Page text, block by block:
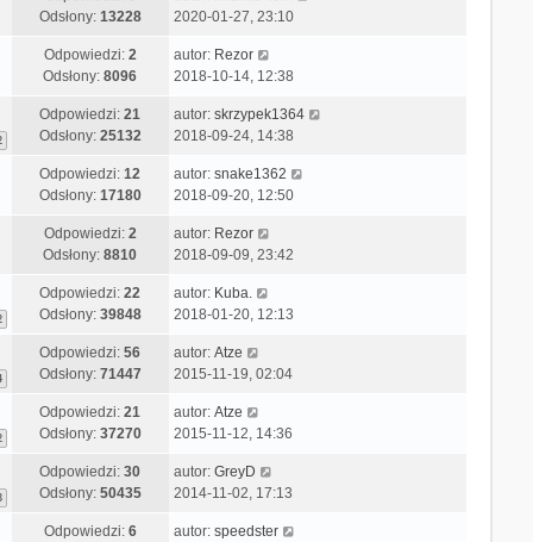
Odsłony: 13228
2020-01-27, 23:10
Odpowiedzi: 2
Odsłony:8096
autor: Rezor
2018-10-14, 12:38
Odpowiedzi:21
Odsłony: 25132
autor: skrzypek1364
2018-09-24, 14:38
Odpowiedzi:12
Odsłony: 17180
autor: snake1362
2018-09-20, 12:50
Odpowiedzi: 2
Odsłony:8810
autor: Rezor
2018-09-09, 23:42
Odpowiedzi:22
Odsłony: 39848
autor: Kuba.
2018-01-20, 12:13
Odpowiedzi:56
Odsłony: 71447
autor: Atze
2015-11-19, 02:04
Odpowiedzi:21
Odsłony: 37270
autor: Atze
2015-11-12, 14:36
Odpowiedzi:30
Odsłony: 50435
autor: GreyD
2014-11-02, 17:13
Odpowiedzi: 6
autor: speedster